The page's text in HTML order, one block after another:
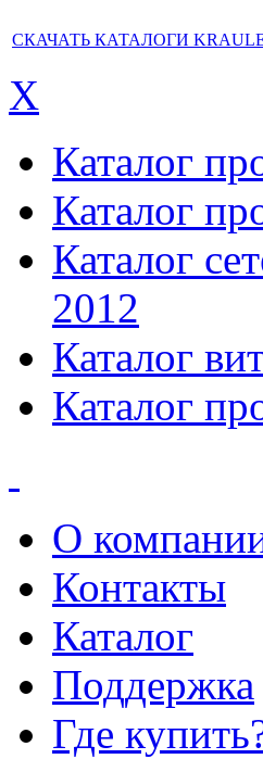
СКАЧАТЬ КАТАЛОГИ
X
Каталог
Каталог
Каталог
2012
Каталог
Каталог
О
Контакты
Каталог
Поддержка
Где